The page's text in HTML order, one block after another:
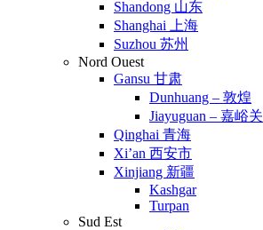
Shandong 山东
Shanghai 上海
Suzhou 苏州
Nord Ouest
Gansu 甘肃
Dunhuang – 敦煌
Jiayuguan – 嘉峪关
Qinghai 青海
Xi’an 西安市
Xinjiang 新疆
Kashgar
Turpan
Sud Est